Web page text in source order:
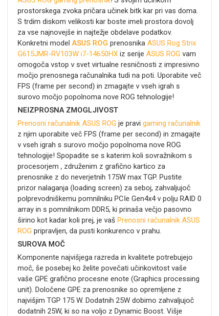
prostorskega zvoka pričara učinek bitk kar pri vas doma.
S trdim diskom velikosti kar boste imeli prostora dovolj
za vse najnovejše in najtežje obdelave podatkov.
Konkretni model ASUS ROG prenosnika ASUS Rog Strix
G615JMR-RV103W i7-14650HX iz serije ASUS ROG vam
omogoča vstop v svet virtualne resničnosti z impresivno
močjo prenosnega računalnika tudi na poti. Uporabite več
FPS (frame per second) in zmagajte v vseh igrah s
surovo močjo popolnoma nove ROG tehnologije!
NEIZPROSNA ZMOGLJIVOST
Prenosni računalnik ASUS ROG je pravi gaming računalnik
z njim uporabite več FPS (frame per second) in zmagajte
v vseh igrah s surovo močjo popolnoma nove ROG
tehnologije! Spopadite se s katerim koli sovražnikom s
procesorjem , združenim z grafično kartico za
prenosnike z do neverjetnih 175W max TGP. Pustite
prizor nalaganja (loading screen) za seboj, zahvaljujoč
polprevodniškemu pomnilniku PCIe Gen4x4 v polju RAID 0
array in s pomnilnikom DDR5, ki prinaša večjo pasovno
širino kot kadar koli prej, je vaš Prenosni računalnik ASUS
ROG pripravljen, da pusti konkurenco v prahu.
SUROVA MOČ
Komponente najvišjega razreda in kvalitete potrebujejo
moč, še posebej ko želite povečati učinkovitost vaše
vaše GPE grafično procesne enote (Graphics processing
unit). Določene GPE za prenosnike so opremljene z
najvišjim TGP 175 W. Dodatnih 25W dobimo zahvaljujoč
dodatnih 25W, ki so na voljo z Dynamic Boost. Višje